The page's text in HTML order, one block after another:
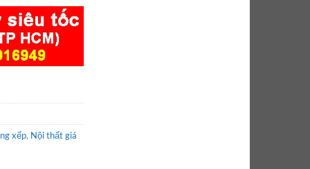
xếp, Nội thất giá